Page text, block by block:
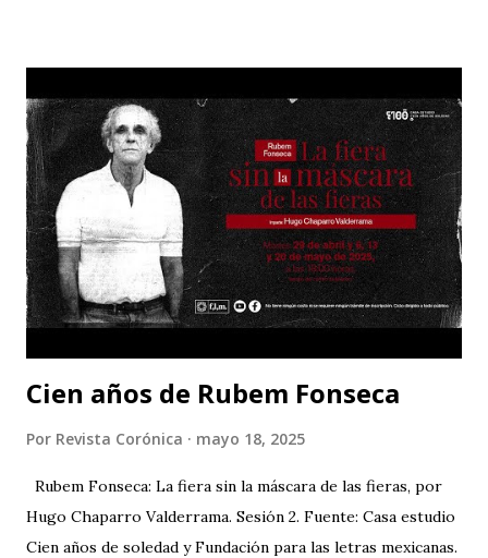
escribe, dirige e interpreta con Gerard Depardieu "Le
camion". Es autora también de "India song", entre otras
películas.
Cien años de Rubem Fonseca
Por Revista Corónica mayo 18, 2025
Rubem Fonseca: La fiera sin la máscara de las fieras, por
Hugo Chaparro Valderrama. Sesión 2. Fuente: Casa estudio
Cien años de soledad y Fundación para las letras mexicanas.